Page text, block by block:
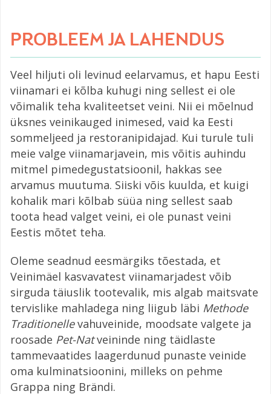
PROBLEEM JA LAHENDUS
Veel hiljuti oli levinud eelarvamus, et hapu Eesti
viinamari ei kõlba kuhugi ning sellest ei ole
võimalik teha kvaliteetset veini. Nii ei mõelnud
üksnes veinikauged inimesed, vaid ka Eesti
sommeljeed ja restoranipidajad. Kui turule tuli
meie valge viinamarjavein, mis võitis auhindu
mitmel pimedegustatsioonil, hakkas see
arvamus muutuma. Siiski võis kuulda, et kuigi
kohalik mari kõlbab süüa ning sellest saab
toota head valget veini, ei ole punast veini
Eestis mõtet teha.
Oleme seadnud eesmärgiks tõestada, et
Veinimäel kasvavatest viinamarjadest võib
sirguda täiuslik tootevalik, mis algab maitsvate
tervislike mahladega ning liigub läbi Methode
Traditionellevahuveinide, moodsate valgete ja
roosade Pet-Natveininde ning täidlaste
tammevaatides laagerdunud punaste veinide
oma kulminatsioonini, milleks on pehme
Grappa ning Brändi.